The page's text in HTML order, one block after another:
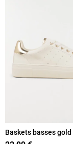
Baskets basses gold
41)